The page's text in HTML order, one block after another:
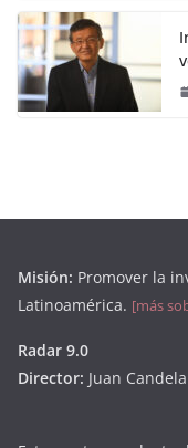
Misión: Promover la
Latinoamérica. [más
Radar 9.0
Director: Juan